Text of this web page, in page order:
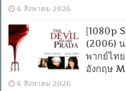
6 สิงหาคม 2026
[1080p
(2006) น
พากย์ไท
อังกฤษ
6 สิงหาคม 2026